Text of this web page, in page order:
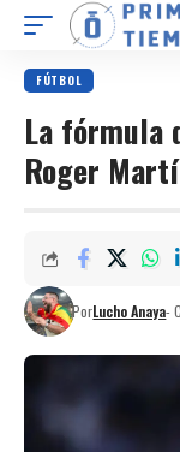
FÚTBOL
La fórmula
Roger
PorLucho Anaya-